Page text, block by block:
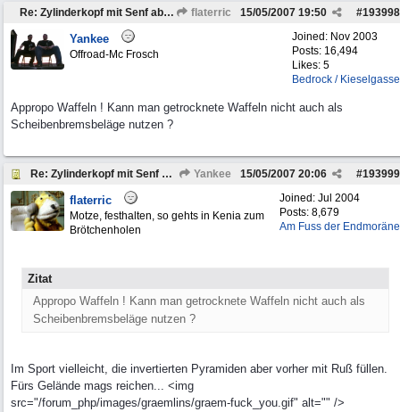
Re: Zylinderkopf mit Senf abdichten flaterric #193998
15/05/2007 19:50
Joined: Nov 2003
Posts: 16,494
Likes: 5
Bedrock / Kieselgasse
Yankee
Offroad-Mc Frosch
Appropo Waffeln ! Kann man getrocknete Waffeln nicht auch als
Scheibenbremsbeläge nutzen ?
Re: Zylinderkopf mit Senf abdichten Yankee #193999
15/05/2007 20:06
Joined: Jul 2004
Posts: 8,679
Am Fuss der Endmoräne
flaterric
Motze, festhalten, so gehts in Kenia zum
Brötchenholen
Zitat
Appropo Waffeln ! Kann man getrocknete Waffeln nicht auch als
Scheibenbremsbeläge nutzen ?
Im Sport vielleicht, die invertierten Pyramiden aber vorher mit Ruß füllen.
Fürs Gelände mags reichen... <img
src="/forum_php/images/graemlins/graem-fuck_you.gif" alt="" />